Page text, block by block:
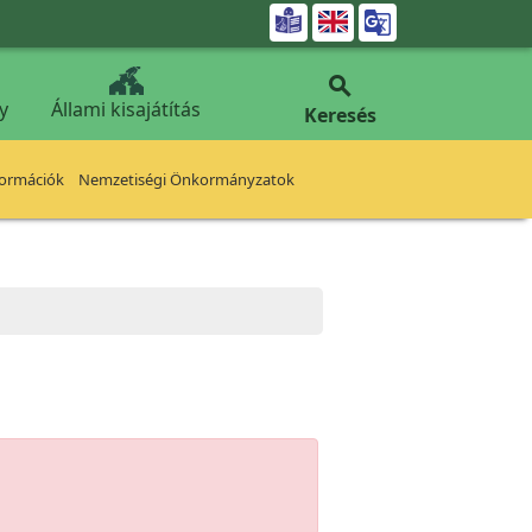

Állami kisajátítás

Keresés
Nemzetiségi Önkormányzatok